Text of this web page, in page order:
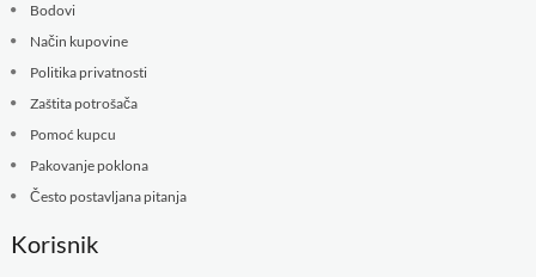
Bodovi
Način kupovine
Politika privatnosti
Zaštita potrošača
Pomoć kupcu
Pakovanje poklona
Često postavljana pitanja
Korisnik